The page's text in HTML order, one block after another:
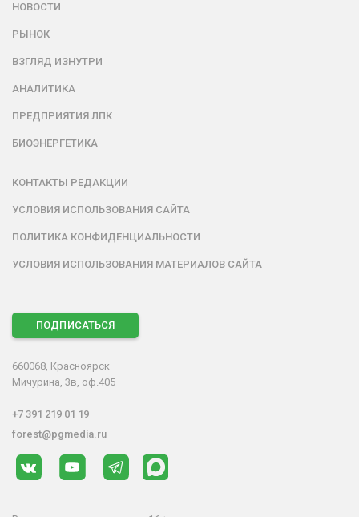
НОВОСТИ
РЫНОК
ВЗГЛЯД ИЗНУТРИ
АНАЛИТИКА
ПРЕДПРИЯТИЯ ЛПК
БИОЭНЕРГЕТИКА
КОНТАКТЫ РЕДАКЦИИ
УСЛОВИЯ ИСПОЛЬЗОВАНИЯ САЙТА
ПОЛИТИКА КОНФИДЕНЦИАЛЬНОСТИ
УСЛОВИЯ ИСПОЛЬЗОВАНИЯ МАТЕРИАЛОВ САЙТА
ПОДПИСАТЬСЯ
660068, Красноярск
Мичурина, 3в, оф.405
+7 391 219 01 19
forest@pgmedia.ru